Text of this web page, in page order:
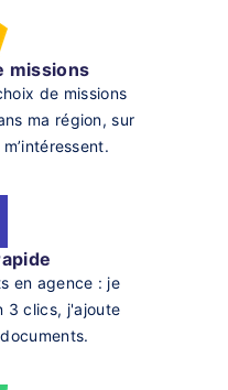
missions
de missions
ma région, sur
en agence : je
3 clics, j'ajoute